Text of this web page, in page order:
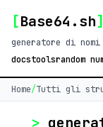
[Base64.sh]
generatore di
docstoolsrandom
Home/Tutti gli
>